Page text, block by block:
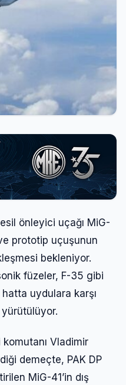
önleyici uçağı MiG-
ve prototip uçuşunun
bekleniyor.
füzeler, F-35 gibi
uydulara karşı
Vladimir
demeçte, PAK DP
MiG-41’in dış